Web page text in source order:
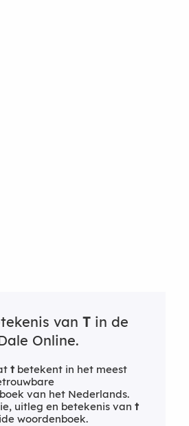
van Tin de
Online.
tbetekent in het meest
van het Nederlands.
uitleg en betekenis van t
woordenboek.